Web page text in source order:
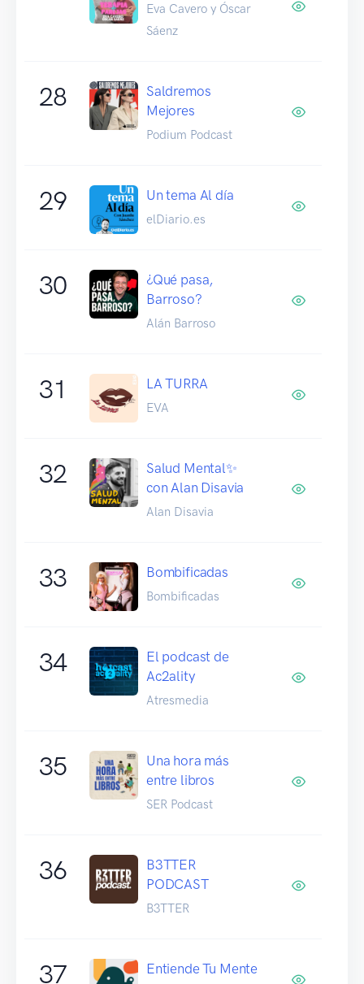
Eva Cavero y Óscar
Sáenz
28
Saldremos
Mejores
Podium Podcast
29 Un tema Al día
elDiario.es
30
¿Qué pasa,
Barroso?
Alán Barroso
31 LA TURRA
EVA
32
Salud Mental✨
con Alan Disavia
Alan Disavia
33 Bombificadas
Bombificadas
34
El podcast de
Ac2ality
Atresmedia
35
Una hora más
entre libros
SER Podcast
36
B3TTER
PODCAST
B3TTER
37 Entiende Tu Mente